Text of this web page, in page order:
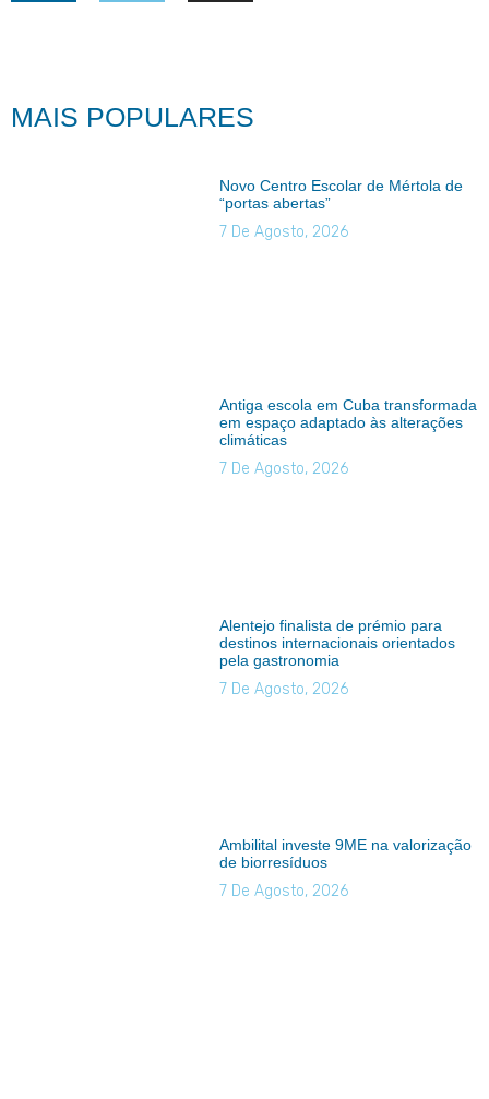
MAIS POPULARES
Novo Centro Escolar de Mértola de
“portas abertas”
7 De Agosto, 2026
Antiga escola em Cuba transformada
em espaço adaptado às alterações
climáticas
7 De Agosto, 2026
Alentejo finalista de prémio para
destinos internacionais orientados
pela gastronomia
7 De Agosto, 2026
Ambilital investe 9ME na valorização
de biorresíduos
7 De Agosto, 2026